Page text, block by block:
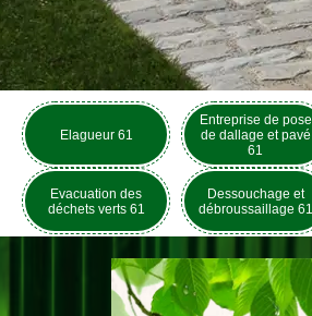
Elagueur 61
Entreprise de pose
de dallage et pavé
61
Evacuation des
déchets verts 61
Dessouchage et
débroussaillage 61